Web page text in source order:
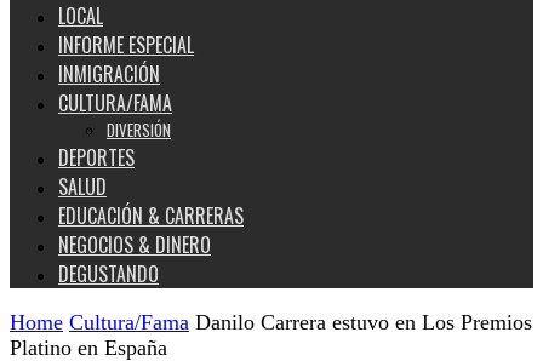
LOCAL
INFORME ESPECIAL
INMIGRACIÓN
CULTURA/FAMA
DIVERSIÓN
DEPORTES
SALUD
EDUCACIÓN & CARRERAS
NEGOCIOS & DINERO
DEGUSTANDO
Home Cultura/Fama Danilo Carrera estuvo en Los Premios
Platino en España